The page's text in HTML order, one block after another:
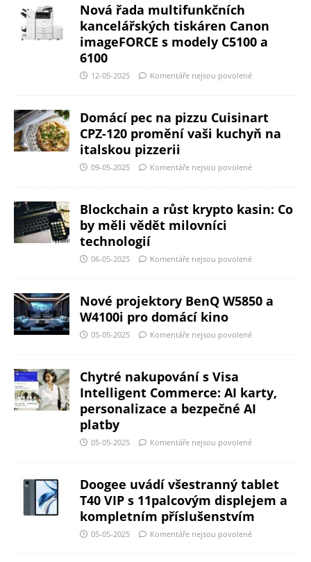
Nová řada multifunkčních
kancelářských tiskáren Canon
imageFORCE s modely C5100 a
6100
12-05-2025 Komentáře nejsou povolené
Domácí pec na pizzu Cuisinart
CPZ-120 promění vaši kuchyň na
italskou pizzerii
09-05-2025 Komentáře nejsou povolené
Blockchain a růst krypto kasin: Co
by měli vědět milovníci
technologií
06-05-2025 Komentáře nejsou povolené
Nové projektory BenQ W5850 a
W4100i pro domácí kino
05-05-2025 Komentáře nejsou povolené
Chytré nakupování s Visa
Intelligent Commerce: AI karty,
personalizace a bezpečné AI
platby
05-05-2025 Komentáře nejsou povolené
Doogee uvádí všestranný tablet
T40 VIP s 11palcovým displejem a
kompletním příslušenstvím
05-05-2025 Komentáře nejsou povolené